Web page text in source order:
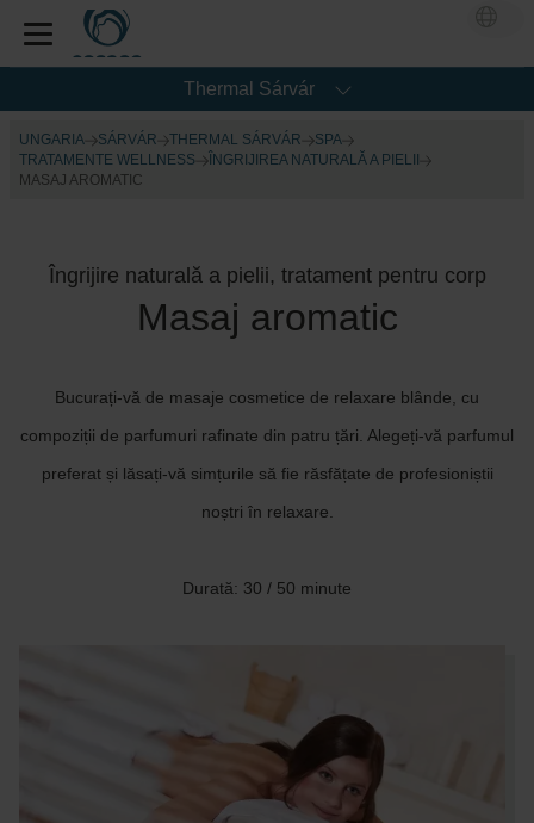
Thermal Sárvár
UNGARIA SÁRVÁR THERMAL SÁRVÁR
SPA
TRATAMENTE WELLNESS
ÎNGRIJIREA NATURALĂ A PIELII
MASAJ AROMATIC
Îngrijire naturală a pielii, tratament pentru corp
Masaj aromatic
Bucurați-vă de masaje cosmetice de relaxare blânde, cu
compoziții de parfumuri rafinate din patru țări. Alegeți-vă parfumul
preferat și lăsați-vă simțurile să fie răsfățate de profesioniștii
noștri în relaxare.
Durată: 30 / 50 minute